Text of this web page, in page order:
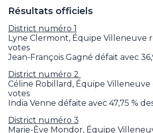
Résultats officiels
District numéro 1
Lyne Clermont, Équipe Villeneuve
votes
Jean-François Gagné défait avec
District numéro 2
Céline Robillard, Équipe Villeneuve
votes
India Venne défaite avec 47,75 %
District numéro 3
Marie-Ève Mondor, Équipe